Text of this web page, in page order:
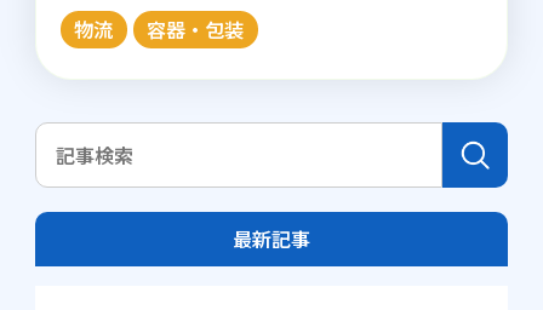
物流 容器・包装
最新記事